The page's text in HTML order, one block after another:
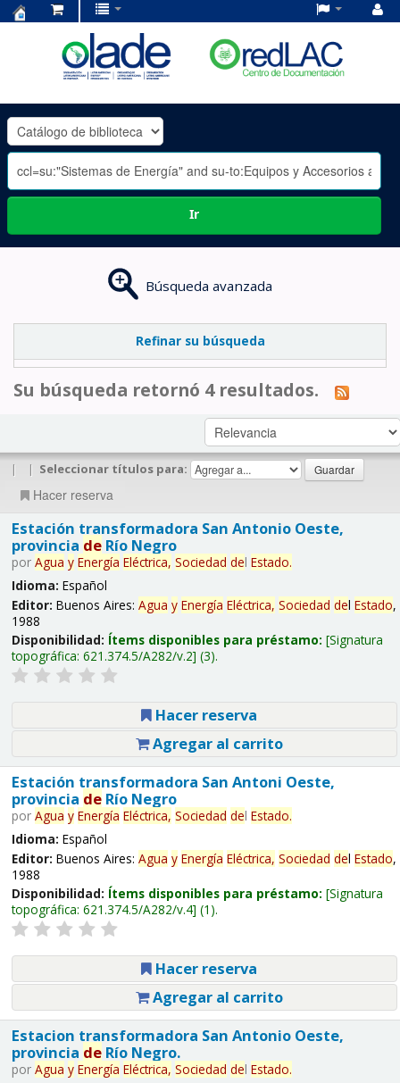
OLADE
-
Ir
Búsqueda avanzada
Refinar su búsqueda
Su búsqueda retornó 4 resultados.
| | Seleccionar títulos para:
Hacer reserva
Estación transformadora San Antonio Oeste,
provincia deRío Negro
por Agua y Energía Eléctrica, Sociedad del Estado.
Idioma: Español
Editor: Buenos Aires: Agua y Energía Eléctrica, Sociedad del Estado,
1988
Disponibilidad: Ítems disponibles para préstamo: Signatura
topográfica: 621.374.5/A282/v.2 (3).
Hacer reserva
Agregar al carrito
Estación transformadora San Antoni Oeste,
provincia deRío Negro
por Agua y Energía Eléctrica, Sociedad del Estado.
Idioma: Español
Editor: Buenos Aires: Agua y Energía Eléctrica, Sociedad del Estado,
1988
Disponibilidad: Ítems disponibles para préstamo: Signatura
topográfica: 621.374.5/A282/v.4 (1).
Hacer reserva
Agregar al carrito
Estacion transformadora San Antonio Oeste,
provincia deRío Negro.
por Agua y Energía Eléctrica, Sociedad del Estado.